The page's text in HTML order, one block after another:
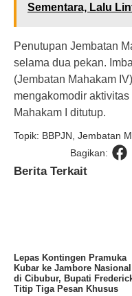
Sementara, Lalu
Penutupan Jembatan
selama dua pekan.
(Jembatan Mahakam
mengakomodir
Mahakam I ditutup.
Topik: BBPJN, Jembatan
Bagikan:
Berita Terkait
Lepas Kontingen Pramuka
Kubar ke Jambore Nasional
di Cibubur, Bupati
Titip Tiga Pesan Khusus